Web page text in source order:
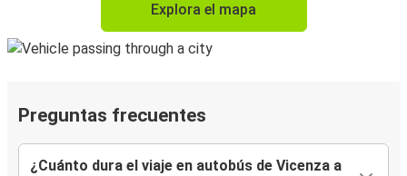
Explora el mapa
Preguntas frecuentes
¿Cuánto dura el viaje en autobús de Vicenza a